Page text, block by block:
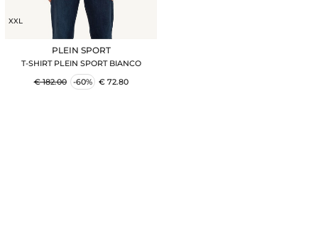
XXL
PLEIN SPORT
T-SHIRT PLEIN SPORT BIANCO
€ 182.00
-60% € 72.80